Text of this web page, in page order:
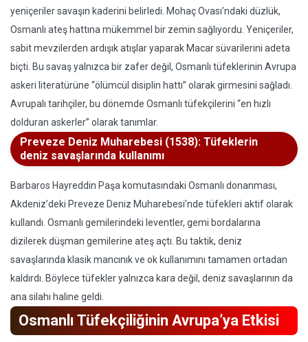
yeniçeriler savaşın kaderini belirledi. Mohaç Ovası’ndaki düzlük,
Osmanlı ateş hattına mükemmel bir zemin sağlıyordu. Yeniçeriler,
sabit mevzilerden ardışık atışlar yaparak Macar süvarilerini adeta
biçti. Bu savaş yalnızca bir zafer değil, Osmanlı tüfeklerinin Avrupa
askeri literatürüne “ölümcül disiplin hattı” olarak girmesini sağladı.
Avrupalı tarihçiler, bu dönemde Osmanlı tüfekçilerini “en hızlı
dolduran askerler” olarak tanımlar.
Preveze Deniz Muharebesi (1538): Tüfeklerin
deniz savaşlarında kullanımı
Barbaros Hayreddin Paşa komutasındaki Osmanlı donanması,
Akdeniz’deki Preveze Deniz Muharebesi’nde tüfekleri aktif olarak
kullandı. Osmanlı gemilerindeki leventler, gemi bordalarına
dizilerek düşman gemilerine ateş açtı. Bu taktik, deniz
savaşlarında klasik mancınık ve ok kullanımını tamamen ortadan
kaldırdı. Böylece tüfekler yalnızca kara değil, deniz savaşlarının da
ana silahı haline geldi.
Osmanlı Tüfekçiliğinin Avrupa’ya Etkisi